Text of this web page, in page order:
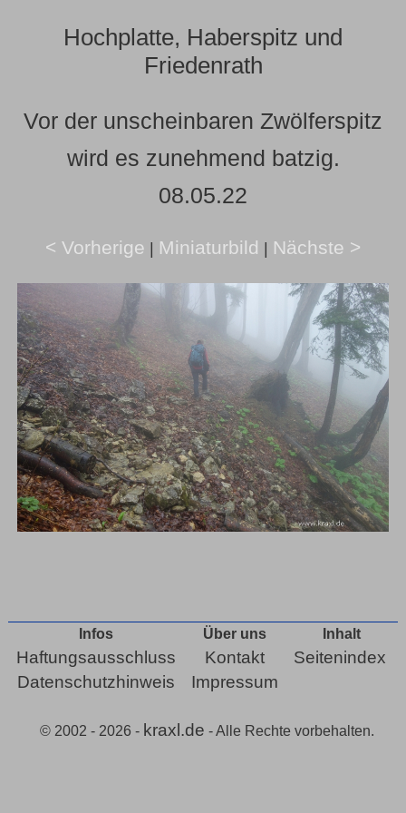
Hochplatte, Haberspitz und
Friedenrath
Vor der unscheinbaren Zwölferspitz
wird es zunehmend batzig.
08.05.22
< Vorherige | Miniaturbild | Nächste >
Infos
Haftungsausschluss
Datenschutzhinweis
Über uns
Kontakt
Impressum
Inhalt
Seitenindex
© 2002 - 2026 - kraxl.de - Alle Rechte vorbehalten.